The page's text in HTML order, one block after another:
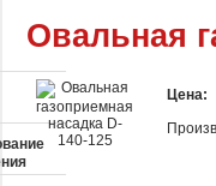
Овальная
Цена: